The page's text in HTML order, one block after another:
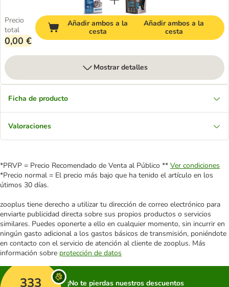
Precio
total
0,00 €
Añadir ambos a la
cesta
Añadir ambos a la
cesta
Mostrar detalles
Ficha de producto
Valoraciones
*PRVP = Precio Recomendado de Venta al Público ** Ver condiciones
*Precio normal = El precio más bajo que ha tenido el artículo en los
útimos 30 días.
zooplus tiene derecho a utilizar tu dirección de correo electrónico para
enviarte publicidad directa sobre sus propios productos o servicios
similares. Puedes oponerte a ello en cualquier momento, sin incurrir en
ningún gasto adicional a los gastos básicos de transmisión, poniéndote
en contacto con el servicio de atención al cliente de zooplus. Más
información sobre protección de datos
333
¡No te pierdas nuestros descuentos